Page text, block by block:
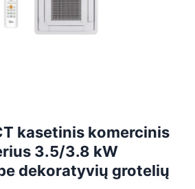
kasetinis komercinis
3.5/3.8 kW
dekoratyvių grotelių